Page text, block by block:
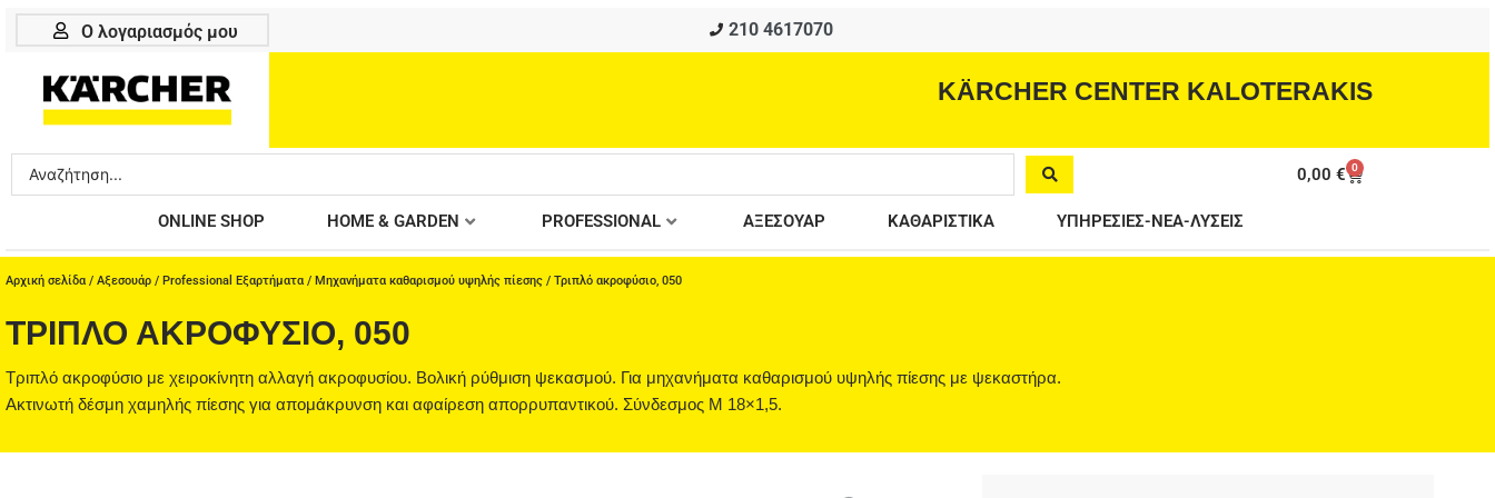
Μετάβαση
Ο λογαριασμός μου 210 4617070
KÄRCHER CENTER KALOTERAKIS
Search
...
0,00€ 0
Cart
ONLINE SHOP HOME & GARDEN PROFESSIONAL ΑΞΕΣΟΥΑΡ ΚΑΘΑΡΙΣΤΙΚΑ ΥΠΗΡΕΣΙΕΣ-ΝΕΑ-ΛΥΣΕΙΣ
Αρχική σελίδα / Αξεσουάρ / Professional Εξαρτήματα / Μηχανήματα καθαρισμού υψηλής πίεσης / Τριπλό ακροφύσιο, 050
ΤΡΙΠΛΌ ΑΚΡΟΦΎΣΙΟ, 050
Τριπλό ακροφύσιο με χειροκίνητη αλλαγή ακροφυσίου. Βολική ρύθμιση ψεκασμού. Για μηχανήματα καθαρισμού υψηλής πίεσης με ψεκαστήρα.
Ακτινωτή δέσμη χαμηλής πίεσης για απομάκρυνση και αφαίρεση απορρυπαντικού. Σύνδεσμος M 18×1,5.